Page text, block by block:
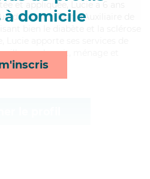
à domicile
et appliquée, Lucie a 6 ans
diplôme d'État d'Auxiliaire de
de nuit, ménage et